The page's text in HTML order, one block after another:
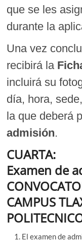
que se les
durante la
Una vez
recibirá la
incluirá su
día, hora,
la que deberá
admisión.
CUARTA:
Examen de
CAMPUS
El examen de